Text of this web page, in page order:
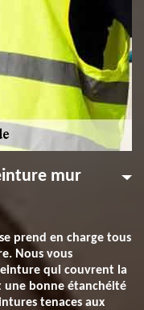
mur
prend en charge tous
Nous vous
qui couvrent la
une bonne étanchéité
tenaces aux